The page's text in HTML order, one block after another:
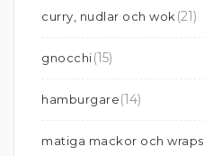
curry, nudlar och wok (21)
gnocchi(15)
hamburgare(14)
matiga mackor och wraps